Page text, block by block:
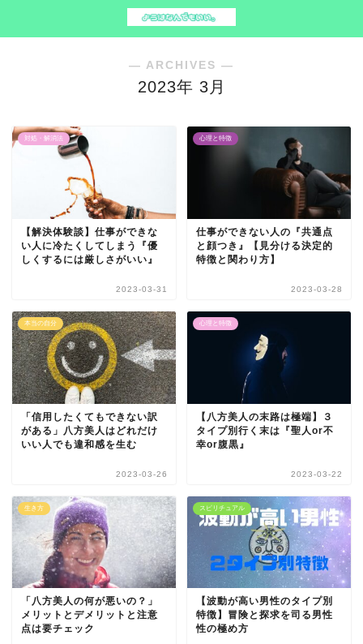
― ARCHIVES ―
2023年 3月
対処・解消法
【解決体験談】仕事ができな
い人に冷たくしてしまう『優
しくするには厳しさがいい』
2023-03-31
心理と特徴
仕事ができない人の『共通点
と顔つき』【見分ける決定的
特徴と関わり方】
2023-03-28
本当の自分
「信用したくてもできない訳
がある」八方美人はどれだけ
いい人でも違和感を生む
2023-03-26
心理と特徴
【八方美人の末路は極端】３
タイプ別行く末は『聖人or不
幸or腹黒』
2023-03-22
生き方
「八方美人の何が悪いの？」
メリットとデメリットと注意
点は要チェック
スピリチュアル
【波動が高い男性のタイプ別
特徴】冒険と探求を司る男性
性の極め方